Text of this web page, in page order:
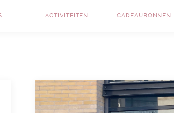
ACTIVITEITEN CADEAUBONNEN